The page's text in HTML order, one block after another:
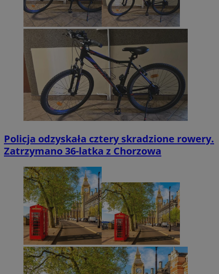
Policja odzyskała cztery skradzione rowery.
Zatrzymano 36-latka z Chorzowa